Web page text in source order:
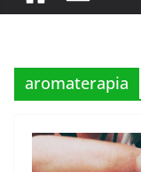
aromaterapia